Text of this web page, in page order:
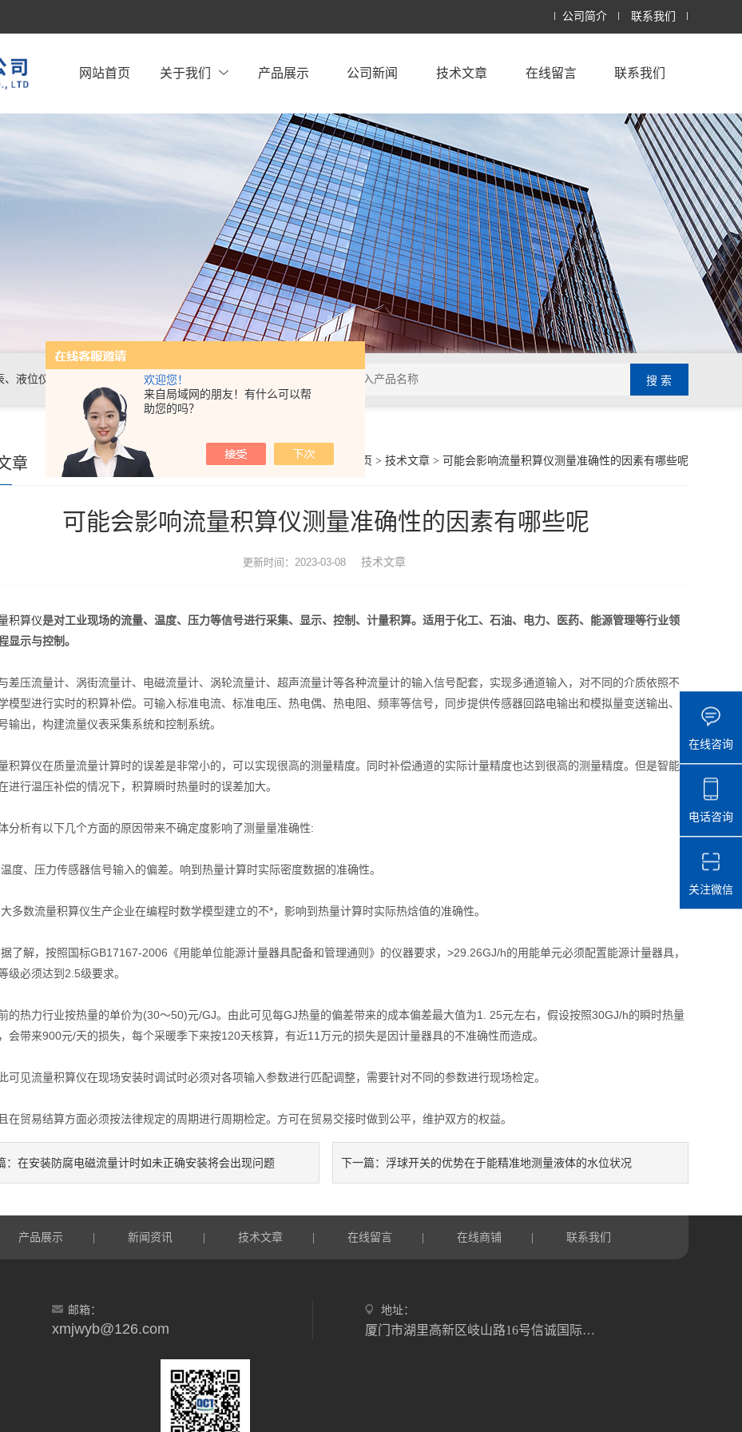
欢迎您！
来自局域网的朋友！有什么可以帮
助您的吗？
公司简介 联系我们
网站首页 关于我们 产品展示 公司新闻 技术文章 在线留言 联系我们
液位仪表、温度仪表及水质分析仪表
你的位置： 首页 > 技术文章> 可能会影响流量积算仪测量准确性的因素有哪些呢
章
可能会影响流量积算仪测量准确性的因素有哪些呢
更新时间：2023-03-08 技术文章
积算仪是对工业现场的流量、温度、压力等信号进行采集、显示、控制、计量积算。适用于化工、石油、电力、医药、能源管理等行业领
显示与控制。
压流量计、涡街流量计、电磁流量计、涡轮流量计、超声流量计等各种流量计的输入信号配套，实现多通道输入，对不同的介质依照不
模型进行实时的积算补偿。可输入标准电流、标准电压、热电偶、热电阻、频率等信号，同步提供传感器回路电输出和模拟量变送输出、
输出，构建流量仪表采集系统和控制系统。
算仪在质量流量计算时的误差是非常小的，可以实现很高的测量精度。同时补偿通道的实际计量精度也达到很高的测量精度。但是智能
进行温压补偿的情况下，积算瞬时热量时的误差加大。
析有以下几个方面的原因带来不确定度影响了测量量准确性:
、压力传感器信号输入的偏差。响到热量计算时实际密度数据的准确性。
数流量积算仪生产企业在编程时数学模型建立的不*，影响到热量计算时实际热焓值的准确性。
解，按照国标GB17167-2006《用能单位能源计量器具配备和管理通则》的仪器要求，>29.26GJ/h的用能单元必须配置能源计量器具，
级必须达到2.5级要求。
热力行业按热量的单价为(30～50)元/GJ。由此可见每GJ热量的偏差带来的成本偏差最大值为1. 25元左右，假设按照30GJ/h的瞬时热量
会带来900元/天的损失，每个采暖季下来按120天核算，有近11万元的损失是因计量器具的不准确性而造成。
见流量积算仪在现场安装时调试时必须对各项输入参数进行匹配调整，需要针对不同的参数进行现场检定。
贸易结算方面必须按法律规定的周期进行周期检定。方可在贸易交接时做到公平，维护双方的权益。
： 在安装防腐电磁流量计时如未正确安装将会出现问题 下一篇：浮球开关的优势在于能精准地测量液体的水位状况
产品展示 新闻资讯 技术文章 在线留言 在线商铺 联系我们
邮箱：
xmjwyb@126.com
地址：
厦门市湖里高新区岐山路16号信诚国际大厦1号楼822室
在线咨询
电话咨询
关注微信